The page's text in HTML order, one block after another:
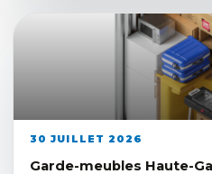
30 JUILLET 2026
Garde-meubles Haute-